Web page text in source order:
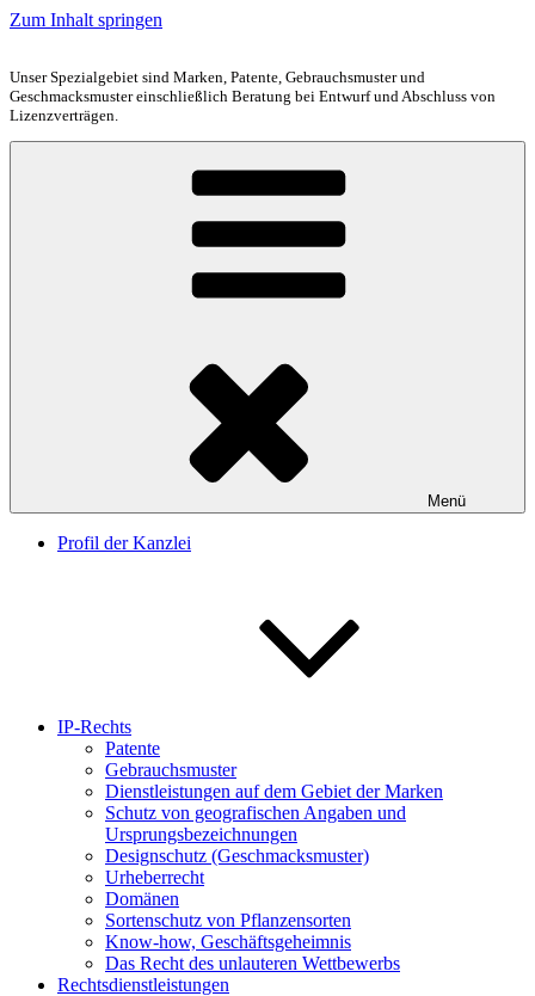
Zum Inhalt springen
Unser Spezialgebiet sind Marken, Patente, Gebrauchsmuster und
Geschmacksmuster einschließlich Beratung bei Entwurf und Abschluss von
Lizenzverträgen.
Menü
Profil der Kanzlei
IP-Rechts
Patente
Gebrauchsmuster
Dienstleistungen auf dem Gebiet der Marken
Schutz von geografischen Angaben und
Ursprungsbezeichnungen
Designschutz (Geschmacksmuster)
Urheberrecht
Domänen
Sortenschutz von Pflanzensorten
Know-how, Geschäftsgeheimnis
Das Recht des unlauteren Wettbewerbs
Rechtsdienstleistungen